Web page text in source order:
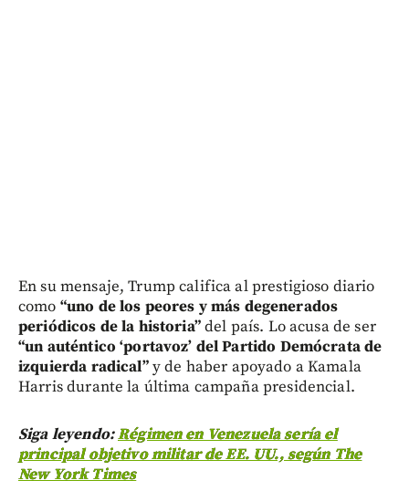
En su mensaje, Trump califica al prestigioso diario
como “uno de los peores y más degenerados
periódicos de la historia”del país. Lo acusa de ser
“un auténtico ‘portavoz’ del Partido Demócrata de
izquierda radical”y de haber apoyado a Kamala
Harris durante la última campaña presidencial.
Siga leyendo:Régimen en Venezuela sería el
principal objetivo militar de EE. UU., según The
New York Times